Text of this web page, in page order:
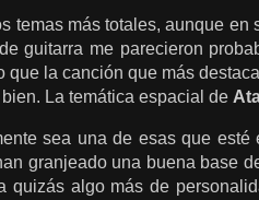
temas más totales, aunque
guitarra me parecieron
que la canción que más
La temática espacial de
sea una de esas que esté
granjeado una buena base
quizás algo más de